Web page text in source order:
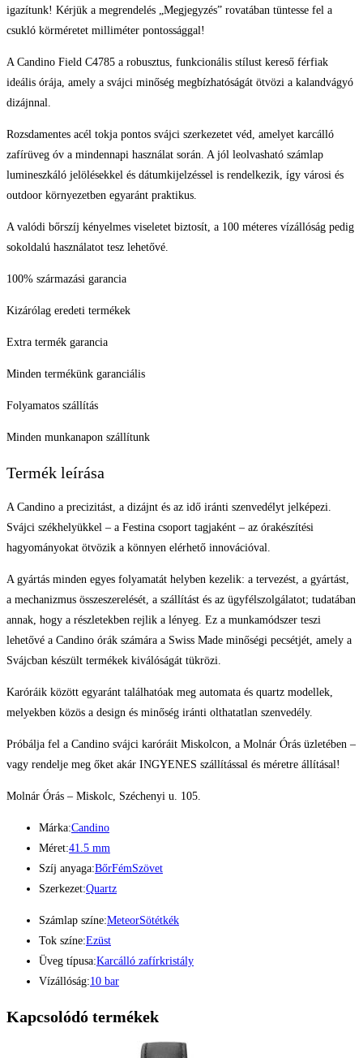
igazítunk! Kérjük a megrendelés „Megjegyzés” rovatában tüntesse fel a
csukló körméretet milliméter pontossággal!
A Candino Field C4785 a robusztus, funkcionális stílust kereső férfiak
ideális órája, amely a svájci minőség megbízhatóságát ötvözi a kalandvágyó
dizájnnal.
Rozsdamentes acél tokja pontos svájci szerkezetet véd, amelyet karcálló
zafírüveg óv a mindennapi használat során. A jól leolvasható számlap
lumineszkáló jelölésekkel és dátumkijelzéssel is rendelkezik, így városi és
outdoor környezetben egyaránt praktikus.
A valódi bőrszíj kényelmes viseletet biztosít, a 100 méteres vízállóság pedig
sokoldalú használatot tesz lehetővé.
100% származási garancia
Kizárólag eredeti termékek
Extra termék garancia
Minden termékünk garanciális
Folyamatos szállítás
Minden munkanapon szállítunk
Termék leírása
A Candino a precizitást, a dizájnt és az idő iránti szenvedélyt jelképezi.
Svájci székhelyükkel – a Festina csoport tagjaként – az órakészítési
hagyományokat ötvözik a könnyen elérhető innovációval.
A gyártás minden egyes folyamatát helyben kezelik: a tervezést, a gyártást,
a mechanizmus összeszerelését, a szállítást és az ügyfélszolgálatot; tudatában
annak, hogy a részletekben rejlik a lényeg. Ez a munkamódszer teszi
lehetővé a Candino órák számára a Swiss Made minőségi pecsétjét, amely a
Svájcban készült termékek kiválóságát tükrözi.
Karóráik között egyaránt találhatóak meg automata és quartz modellek,
melyekben közös a design és minőség iránti olthatatlan szenvedély.
Próbálja fel a Candino svájci karóráit Miskolcon, a Molnár Órás üzletében –
vagy rendelje meg őket akár INGYENES szállítással és méretre állításal!
Molnár Órás – Miskolc, Széchenyi u. 105.
Márka:Candino
Méret:41.5 mm
Szíj anyaga:BőrFémSzövet
Szerkezet:Quartz
Számlap színe:MeteorSötétkék
Tok színe:Ezüst
Üveg típusa:Karcálló zafírkristály
Vízállóság:10 bar
Kapcsolódó termékek